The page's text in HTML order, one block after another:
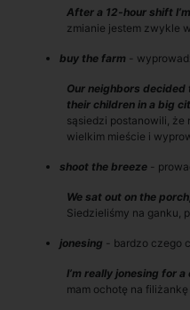
After a 12-hour shift
zmianie jestem zwykle
buy the farm -
Our neighbors
their children in a big
sąsiedzi postanowili,
wielkim mieście i
shoot the breeze -
We sat out on the
Siedzieliśmy na ganku,
jonesing - bardzo czego
I’m really jonesing for
mam ochotę na